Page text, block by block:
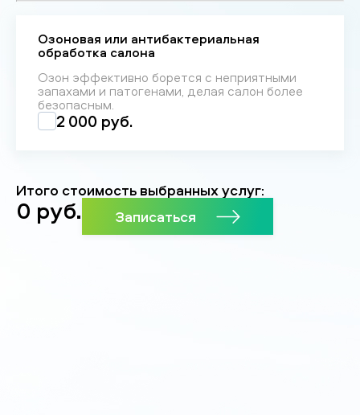
Озоновая или антибактериальная
обработка салона
Озон эффективно борется с неприятными
запахами и патогенами, делая салон более
безопасным.
2 000 руб.
Итого стоимость выбранных услуг:
0 руб. Записаться